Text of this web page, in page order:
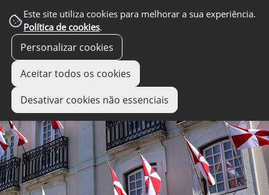
Este site utiliza cookies para melhorar a sua experiência.
Política de cookies.
Personalizar cookies
Aceitar todos os cookies
Desativar cookies não essenciais
links úteis